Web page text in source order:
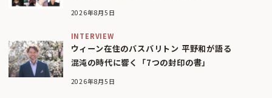
2026年8月5日
INTERVIEW
ウィーン在住のバスバリトン 平野和が語る
混沌の時代に響く「7つの封印の書」
2026年8月5日